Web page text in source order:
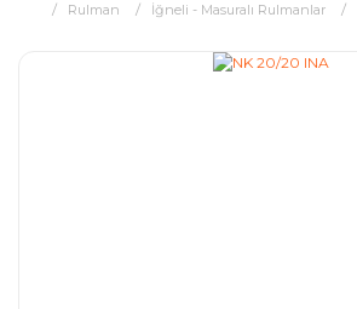
Rulman İğneli - Masuralı Rulmanlar